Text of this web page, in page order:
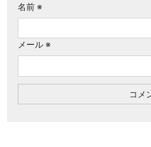
名前 ※
メール ※